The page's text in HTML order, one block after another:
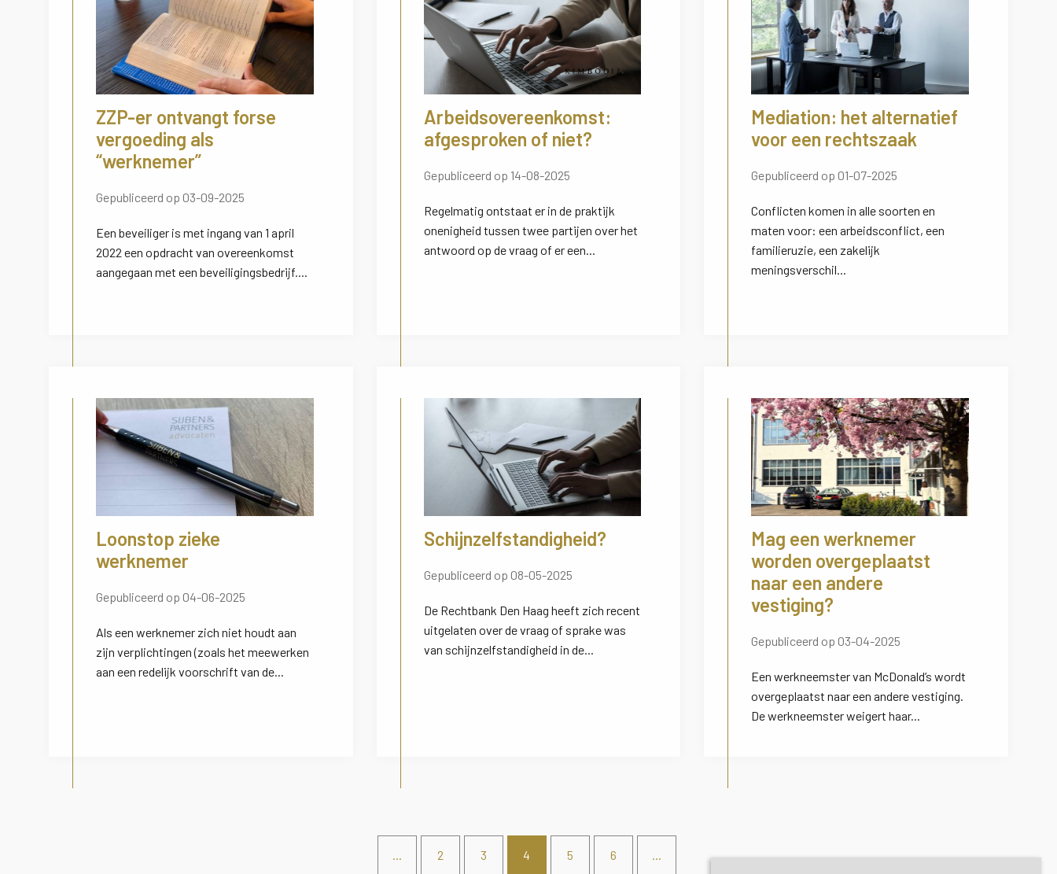
ZZP-er ontvangt forse
vergoeding als
“werknemer”
Gepubliceerd op 03-09-2025
Een beveiliger is met ingang van 1 april
2022 een opdracht van overeenkomst
aangegaan met een beveiligingsbedrijf....
Arbeidsovereenkomst:
afgesproken of niet?
Gepubliceerd op 14-08-2025
Regelmatig ontstaat er in de praktijk
onenigheid tussen twee partijen over het
antwoord op de vraag of er een...
Mediation: het alternatief
voor een rechtszaak
Gepubliceerd op 01-07-2025
Conflicten komen in alle soorten en
maten voor: een arbeidsconflict, een
familieruzie, een zakelijk
meningsverschil...
Loonstop zieke
werknemer
Gepubliceerd op 04-06-2025
Als een werknemer zich niet houdt aan
zijn verplichtingen (zoals het meewerken
aan een redelijk voorschrift van de...
Schijnzelfstandigheid?
Gepubliceerd op 08-05-2025
De Rechtbank Den Haag heeft zich recent
uitgelaten over de vraag of sprake was
van schijnzelfstandigheid in de...
Mag een werknemer
worden overgeplaatst
naar een andere
vestiging?
Gepubliceerd op 03-04-2025
Een werkneemster van McDonald’s wordt
overgeplaatst naar een andere vestiging.
De werkneemster weigert haar...
... 2 3 4 5 6 ...